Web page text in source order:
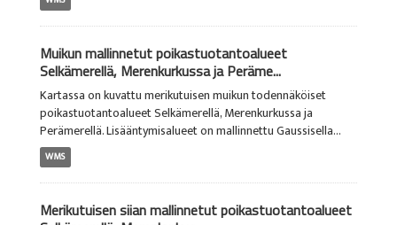
Muikun mallinnetut poikastuotantoalueet
Selkämerellä, Merenkurkussa ja Peräme...
Kartassa on kuvattu merikutuisen muikun todennäköiset
poikastuotantoalueet Selkämerellä, Merenkurkussa ja
Perämerellä. Lisääntymisalueet on mallinnettu Gaussisella...
WMS
Merikutuisen siian mallinnetut poikastuotantoalueet